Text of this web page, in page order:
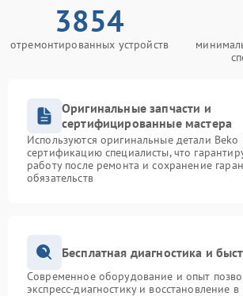
3854
отремонтированных устройств
Оригинальные запчасти и
сертифицированные мастера
Используются оригинальные детали
сертификацию специалисты, что
работу после ремонта и сохранение
обязательств
Бесплатная диагностика и
Современное оборудование и опыт
экспресс-диагностику и восстановление